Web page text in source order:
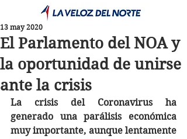
El Parlamento del NOA y
la oportunidad de unirse
ante la crisis
13 may 2020
La crisis del Coronavirus ha
generado una parálisis económica
muy importante, aunque lentamente